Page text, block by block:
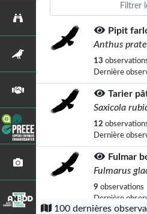
Pipit
Anthus
13
Dernière
Tarier
Saxicola
12
Dernière
Fulmar
Fulmarus
9 observations
Dernière
100 dernières